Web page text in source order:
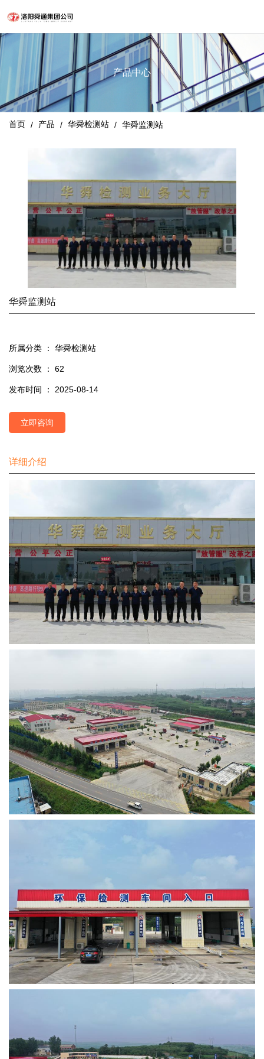
产品中心
首页 / 产品 / 华舜检测站 / 华舜监测站
华舜监测站
所属分类 ： 华舜检测站
浏览次数 ： 62
发布时间 ： 2025-08-14
立即咨询
详细介绍